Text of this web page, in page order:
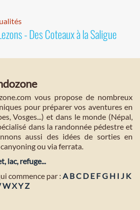
- Des Coteaux à la Saligue
vous propose de nombreux
pour préparer vos aventures en
Vosges...) et dans le monde (Népal,
dans la randonnée pédestre et
aussi des idées de sorties en
ou via ferrata.
lac, refuge...
commence par : A BC D E FG H I J K
WXYZ